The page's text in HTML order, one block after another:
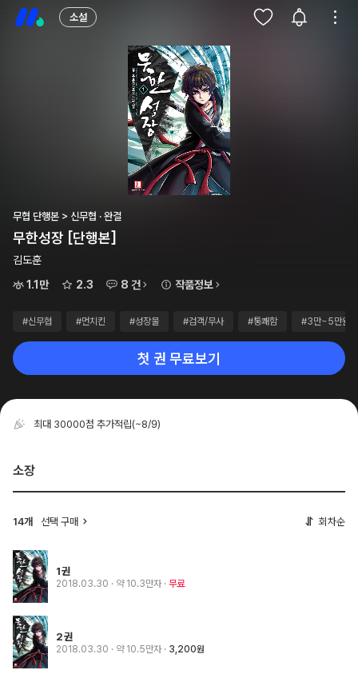
소설
무협 단행본 > 신무협 · 완결
무한성장 [단행본]
김도훈
1.1만
2.3 8 건 작품정보
#신무협 #먼치킨 #성장물 #검객/무사 #통쾌함 #3만~5만원
첫 권 무료보기
최대 30000점 추가적립(~8/9)
소장
14개 선택 구매 회차순
1권
2018.03.30 · 약 10.3만자 무료
2권
2018.03.30 · 약 10.5만자 3,200원